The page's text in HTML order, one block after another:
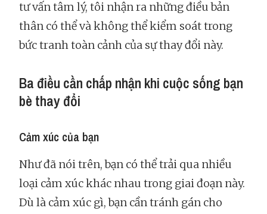
tư vấn tâm lý, tôi nhận ra những điều bản
thân có thể và không thể kiểm soát trong
bức tranh toàn cảnh của sự thay đổi này.
Ba điều cần chấp nhận khi cuộc sống bạn
bè thay đổi
Cảm xúc của bạn
Như đã nói trên, bạn có thể trải qua nhiều
loại cảm xúc khác nhau trong giai đoạn này.
Dù là cảm xúc gì, bạn cần tránh gán cho